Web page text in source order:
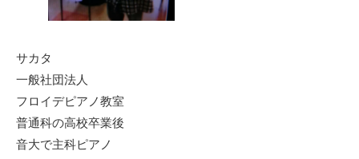
サカタ
一般社団法人
フロイデピアノ教室
普通科の高校卒業後
音大で主科ピアノ